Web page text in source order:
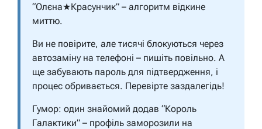
“Олєна★Красунчик” – алгоритм відкине
миттю.
Ви не повірите, але тисячі блокуються через
автозаміну на телефоні – пишіть повільно. А
ще забувають пароль для підтвердження, і
процес обривається. Перевірте заздалегідь!
Гумор: один знайомий додав “Король
Галактики” – профіль заморозили на